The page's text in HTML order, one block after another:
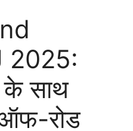
2025:
के साथ
रोड